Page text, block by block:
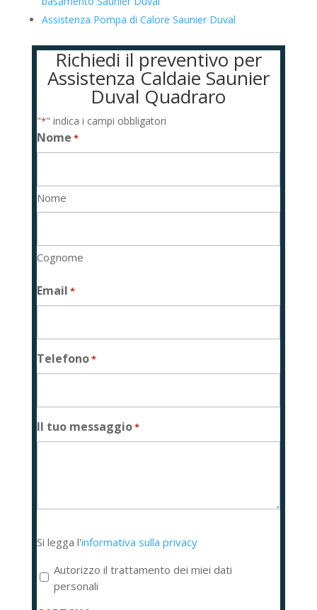
Assistenza Pompa di Calore Saunier Duval
Richiedi il preventivo per
Assistenza Caldaie Saunier
Duval Quadraro
"*" indica i campi obbligatori
Nome *
Nome
Cognome
Email *
Telefono*
Il tuo messaggio*
legga
l'informativa
sulla
privacy
Si legga l'informativa sulla privacy
Autorizzo il trattamento dei miei dati
personali